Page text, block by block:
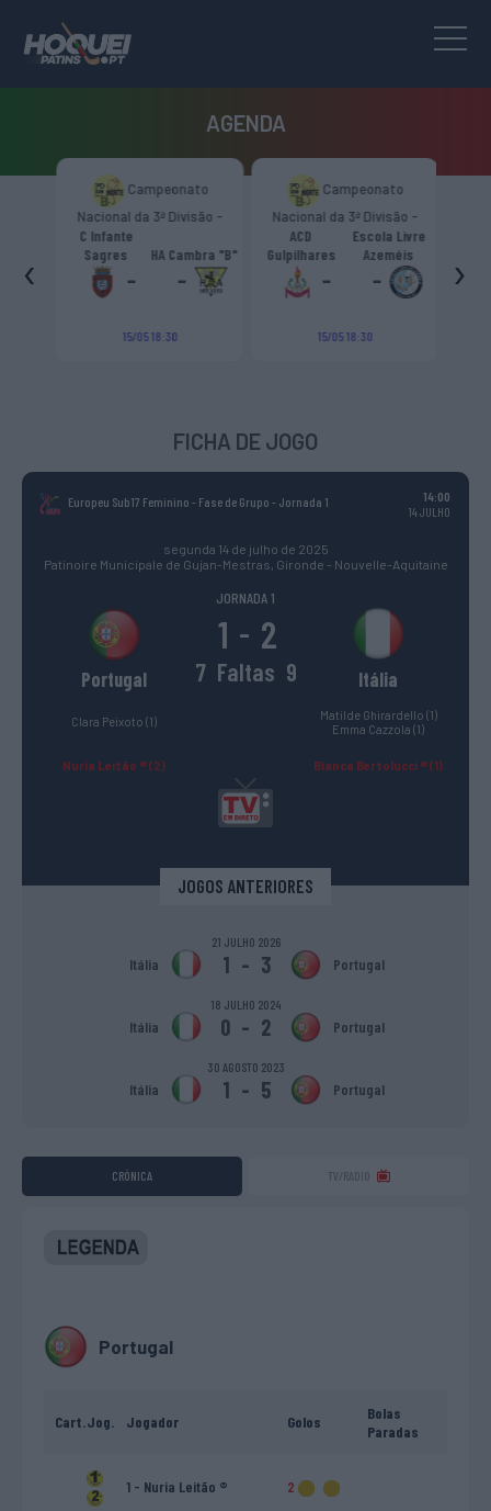
AGENDA
Campeonato
Nacional da 3ª Divisão -
Zona Norte “B”
C Infante
Sagres
-
HA Cambra "B"
-
15/05 18:30
Campeonato
Nacional da 3ª Divisão -
Zona Norte “B”
ACD
Gulpilhares
-
Escola Livre
Azeméis
-
15/05 18:30
‹ ›
FICHA DE JOGO
Europeu Sub17 Feminino - Fase de Grupo - Jornada 1
14:00
14 JULHO
segunda 14 de julho de 2025
Patinoire Municipale de Gujan-Mestras, Gironde - Nouvelle-Aquitaine
JORNADA 1
Portugal
1 - 2
7 Faltas 9 Itália
Clara Peixoto (1)
Matilde Ghirardello (1)
Emma Cazzola (1)
Nuria Leitão ® (2) Bianca Bertolucci ® (1)
JOGOS ANTERIORES
21 JULHO 2026
Itália 1 - 3 Portugal
18 JULHO 2024
Itália 0 - 2 Portugal
30 AGOSTO 2023
Itália 1 - 5 Portugal
CRÓNICA TV/RADIO
Portugal
Cart.Jog. Jogador Golos
Bolas
Paradas
1 - Nuria Leitão ® 2